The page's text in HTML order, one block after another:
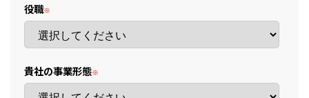
役職
貴社の事業形態